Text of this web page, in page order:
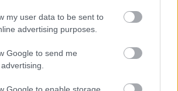
my user data to be sent to
advertising purposes.
Google to send me
jelentkezik ez a hiányállapot – az
szinte észrevehetetlenek